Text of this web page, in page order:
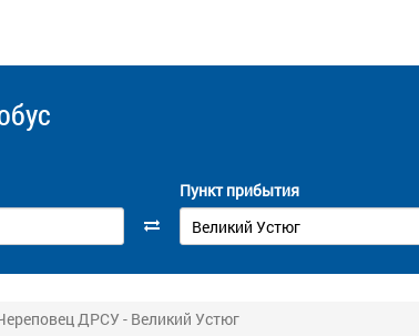
Пункт прибытия
ДРСУ - Великий Устюг